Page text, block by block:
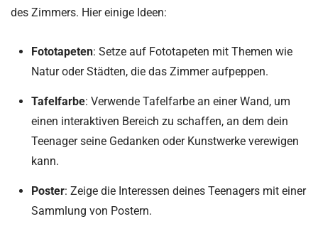
des Zimmers. Hier einige Ideen:
Fototapeten: Setze auf Fototapeten mit Themen wie
Natur oder Städten, die das Zimmer aufpeppen.
Tafelfarbe: Verwende Tafelfarbe an einer Wand, um
einen interaktiven Bereich zu schaffen, an dem dein
Teenager seine Gedanken oder Kunstwerke verewigen
kann.
Poster: Zeige die Interessen deines Teenagers mit einer
Sammlung von Postern.